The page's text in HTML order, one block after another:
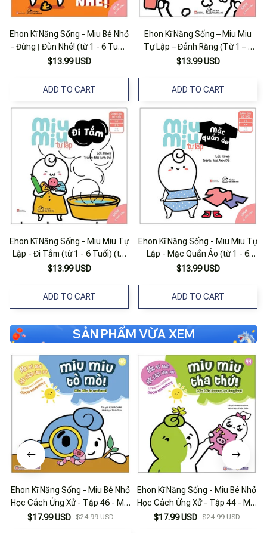
Ehon Kĩ Năng Sống - Miu Bé Nhỏ
- Đừng Ị Đùn Nhé! (từ 1 - 6 Tuổi)
- Tái Bản
$13.99 USD
ADD TO CART
Ehon Kĩ Năng Sống – Miu Miu
Tự Lập – Đánh Răng (Từ 1 – 6
Tuổi) (Tái Bản)
$13.99 USD
ADD TO CART
Ehon Kĩ Năng Sống - Miu Miu Tự
Lập - Đi Tắm (từ 1 - 6 Tuổi) (tái
Bản)
$13.99 USD
ADD TO CART
Ehon Kĩ Năng Sống - Miu Miu Tự
Lập - Mặc Quần Áo (từ 1 - 6
Tuổi) (tái Bản)
$13.99 USD
ADD TO CART
SẢN PHẨM VỪA XEM
Ehon Kĩ Năng Sống - Miu Bé Nhỏ
Học Cách Ứng Xử - Tập 46 - Miu
Miu Tò Mò
$17.99 USD $24.99 USD
Ehon Kĩ Năng Sống - Miu Bé Nhỏ
Học Cách Ứng Xử - Tập 44 - Miu
Miu Tha Thứ!
$17.99 USD $24.99 USD